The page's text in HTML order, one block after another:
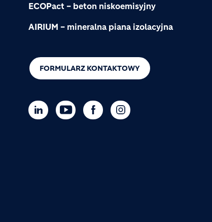
ECOPact – beton niskoemisyjny
AIRIUM – mineralna piana izolacyjna
FORMULARZ KONTAKTOWY